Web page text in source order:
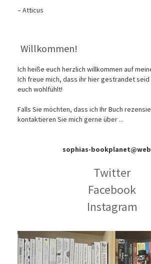
– Atticus
Willkommen!
Ich heiße euch herzlich willkommen auf
Ich freue mich, dass ihr hier gestrandet
euch wohlfühlt!
Falls Sie möchten, dass ich Ihr Buch
kontaktieren Sie mich gerne über ...
sophias-
Twitter
Facebook
Instagram